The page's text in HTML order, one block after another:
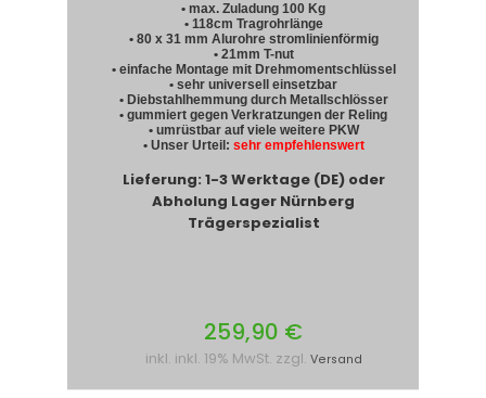
• max. Zuladung 100 Kg
• 118cm Tragrohrlänge
• 80 x 31 mm Alurohre stromlinienförmig
• 21mm T-nut
• einfache Montage mit Drehmomentschlüssel
• sehr universell einsetzbar
• Diebstahlhemmung durch Metallschlösser
• gummiert gegen Verkratzungen der Reling
• umrüstbar auf viele weitere PKW
• Unser Urteil: sehr empfehlenswert
Lieferung: 1-3 Werktage (DE) oder
Abholung Lager Nürnberg
Trägerspezialist
259,90 €
inkl. inkl. 19% MwSt. zzgl. Versand